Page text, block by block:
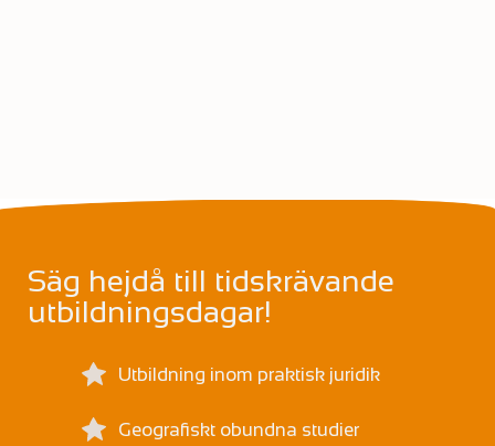
Säg hejdå till tidskrävande
utbildningsdagar!
Utbildning inom praktisk juridik
Geografiskt obundna studier